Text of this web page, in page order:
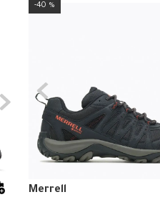
40 %
Merrell